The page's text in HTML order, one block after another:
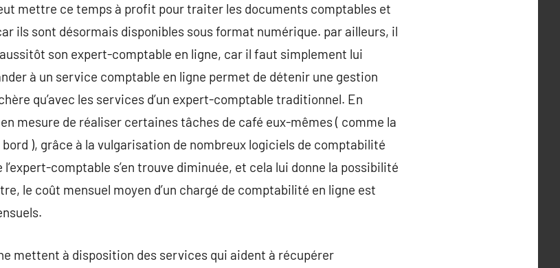
mettre ce temps à profit pour traiter les documents comptables et
ils sont désormais disponibles sous format numérique. par ailleurs, il
son expert-comptable en ligne, car il faut simplement lui
à un service comptable en ligne permet de détenir une gestion
qu’avec les services d’un expert-comptable traditionnel. En
mesure de réaliser certaines tâches de café eux-mêmes ( comme la
), grâce à la vulgarisation de nombreux logiciels de comptabilité
comptable s’en trouve diminuée, et cela lui donne la possibilité
le coût mensuel moyen d’un chargé de comptabilité en ligne est
mettent à disposition des services qui aident à récupérer